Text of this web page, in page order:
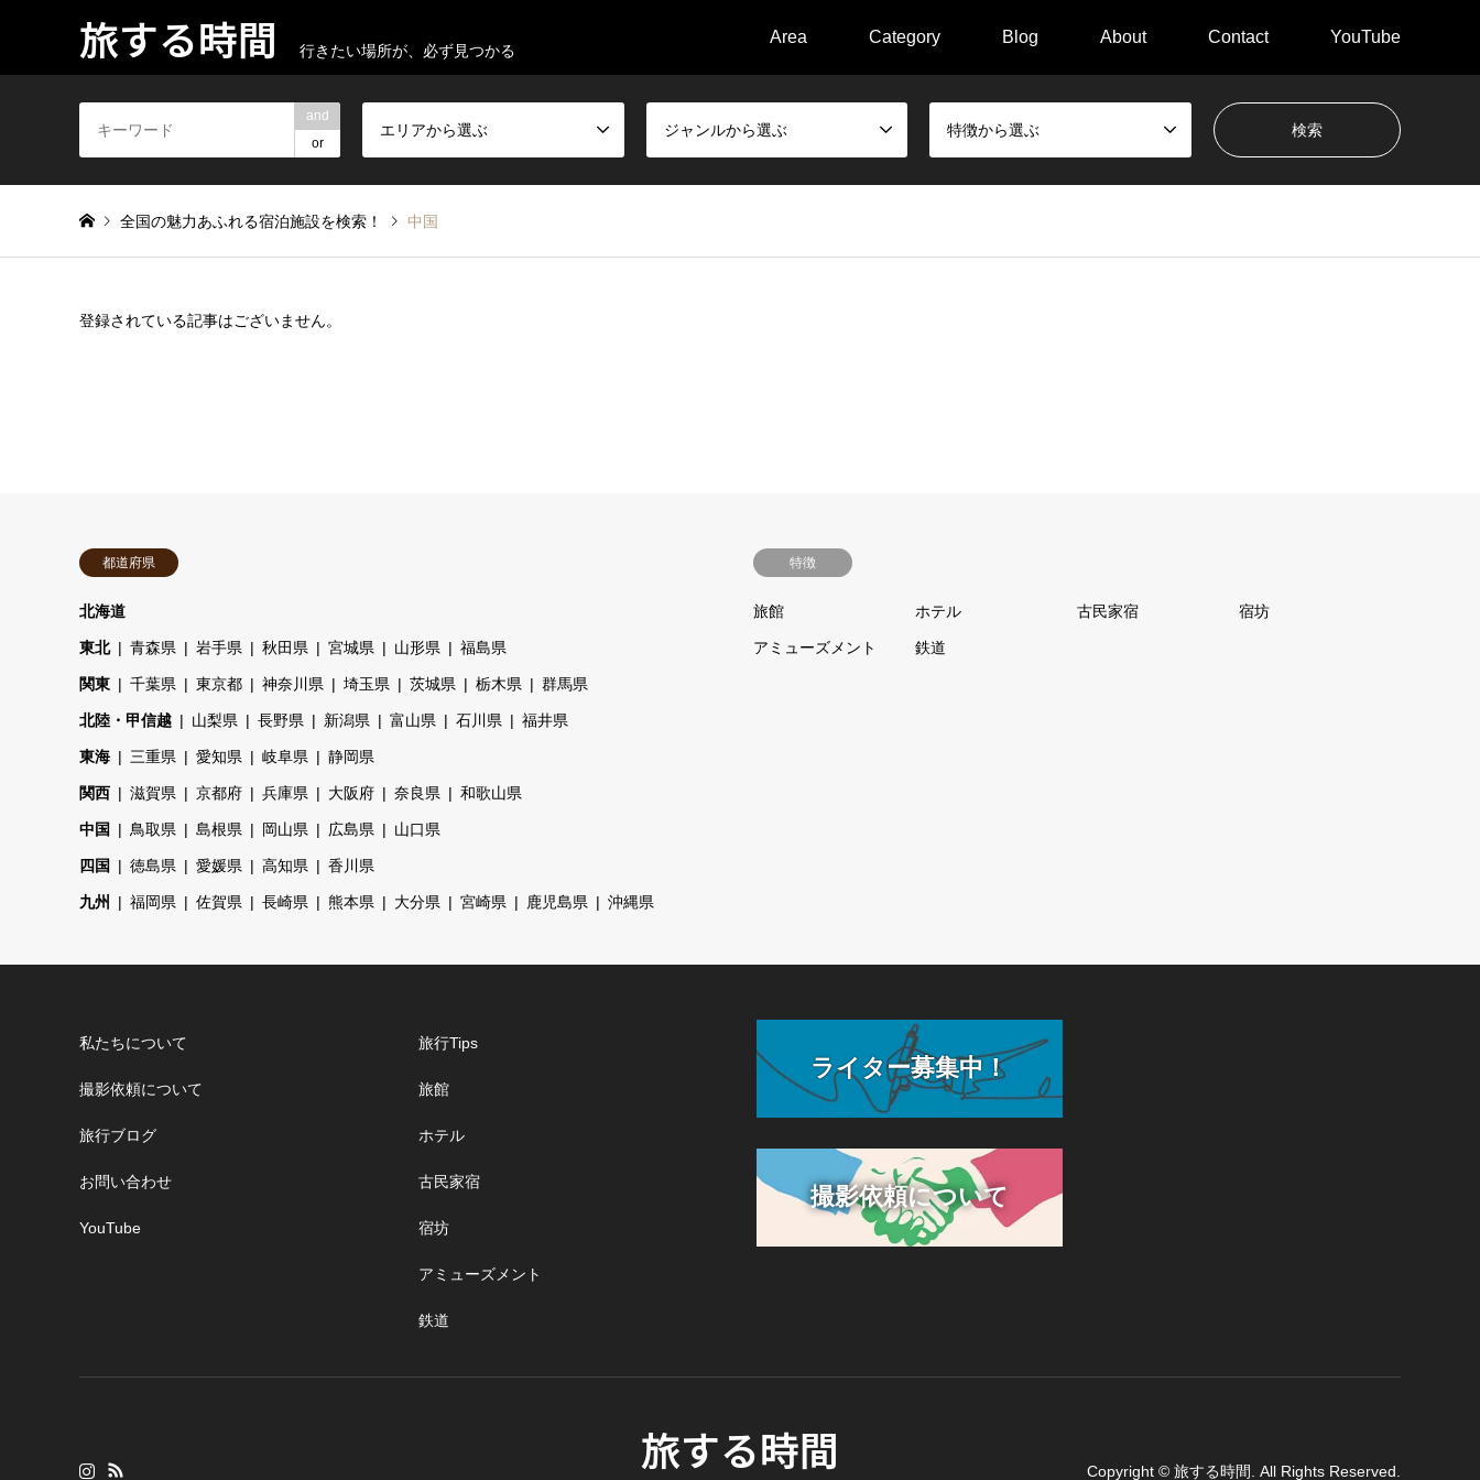
旅する時間 行きたい場所が、必ず見つかる
Area Category Blog About Contact YouTube
and
or
エリアから選ぶ ジャンルから選ぶ 特徴から選ぶ
全国の魅力あふれる宿泊施設を検索！ 中国
登録されている記事はございません。
都道府県
北海道
東北 青森県 岩手県 秋田県 宮城県 山形県 福島県
関東 千葉県 東京都 神奈川県 埼玉県 茨城県 栃木県 群馬県
北陸・甲信越 山梨県 長野県 新潟県 富山県 石川県 福井県
東海 三重県 愛知県 岐阜県 静岡県
関西 滋賀県 京都府 兵庫県 大阪府 奈良県 和歌山県
中国 鳥取県 島根県 岡山県 広島県 山口県
四国 徳島県 愛媛県 高知県 香川県
九州 福岡県 佐賀県 長崎県 熊本県 大分県 宮崎県 鹿児島県 沖縄県
特徴
旅館 ホテル 古民家宿 宿坊
アミューズメント 鉄道
私たちについて
撮影依頼について
旅行ブログ
お問い合わせ
YouTube
旅行Tips
旅館
ホテル
古民家宿
宿坊
アミューズメント
鉄道
ライター募集中！
撮影依頼について
旅する時間 Copyright © 旅する時間 . All Rights Reserved.